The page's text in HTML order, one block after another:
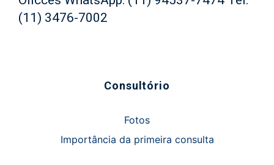
(11) 3476-7002
Consultório
Fotos
Importância da primeira consulta